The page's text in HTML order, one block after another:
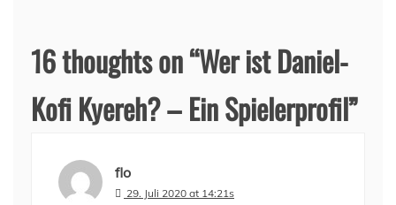
16 thoughts on “Wer ist Daniel-
Kofi Kyereh? – Ein Spielerprofil”
flo
29. Juli 2020 at 14:21s